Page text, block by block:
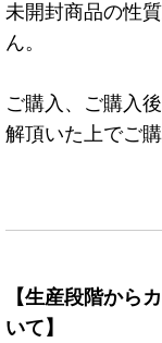
未開封商品の性
ん。
ご購入、ご購入
解頂いた上でご購
【生産段階から
いて】